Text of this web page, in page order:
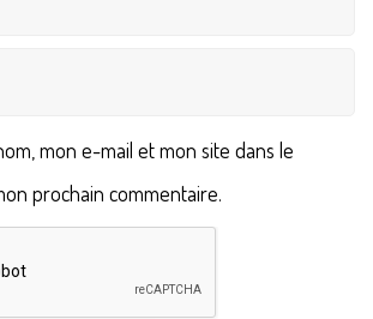
mon e-mail et mon site dans le
prochain commentaire.